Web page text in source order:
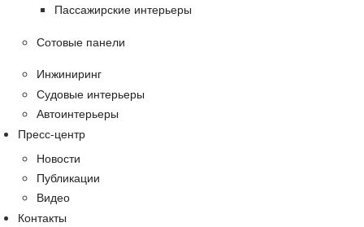
Пассажирские интерьеры
Сотовые панели
Инжиниринг
Судовые интерьеры
Автоинтерьеры
Пресс-центр
Новости
Публикации
Видео
Контакты